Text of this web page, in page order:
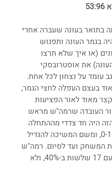
בתואר בעונה שעברה אחרי
בגמר העונה ותפגוש
(או איך שלא תרצו
את אוסטרובסקי
עומד על נצחון לכל אחת.
בעצם העפלה לחצי הגמר,
מאוד לאור הפציעות
העובדה שרמה"ש מראש
היה חד צדדי מההתחלה
כשרמה"ש פתחה אותו עם 0-15, ומשם המשיכה להגדיל
המשחק ועד לסיום. רמה"ש
גם הציגה ערב מרשים מאוד עם 17 שלשות ב-40%, ולא